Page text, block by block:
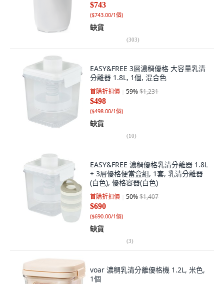
$743
($743.00/1個)
缺貨
(303)
EASY&FREE 3層濃稠優格 大容量乳清
分離器 1.8L, 1個, 混合色
首購折扣價 59%$1,231
$498
($498.00/1個)
缺貨
(10)
EASY&FREE 濃稠優格乳清分離器 1.8L
+ 3層優格便當盒組, 1套, 乳清分離器
(白色), 優格容器(白色)
首購折扣價 50%$1,407
$690
($690.00/1個)
缺貨
(3)
voar 濃稠乳清分離優格機 1.2L, 米色,
1個